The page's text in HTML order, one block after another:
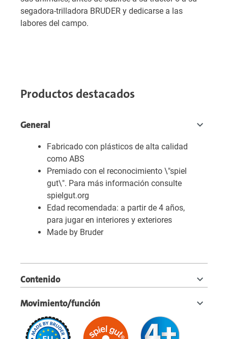
segadora-trilladora BRUDER y dedicarse a las
labores del campo.
Productos destacados
General
Fabricado con plásticos de alta calidad
como ABS
Premiado con el reconocimiento \"spiel
gut\". Para más información consulte
spielgut.org
Edad recomendada: a partir de 4 años,
para jugar en interiores y exteriores
Made by Bruder
Contenido
Movimiento/función